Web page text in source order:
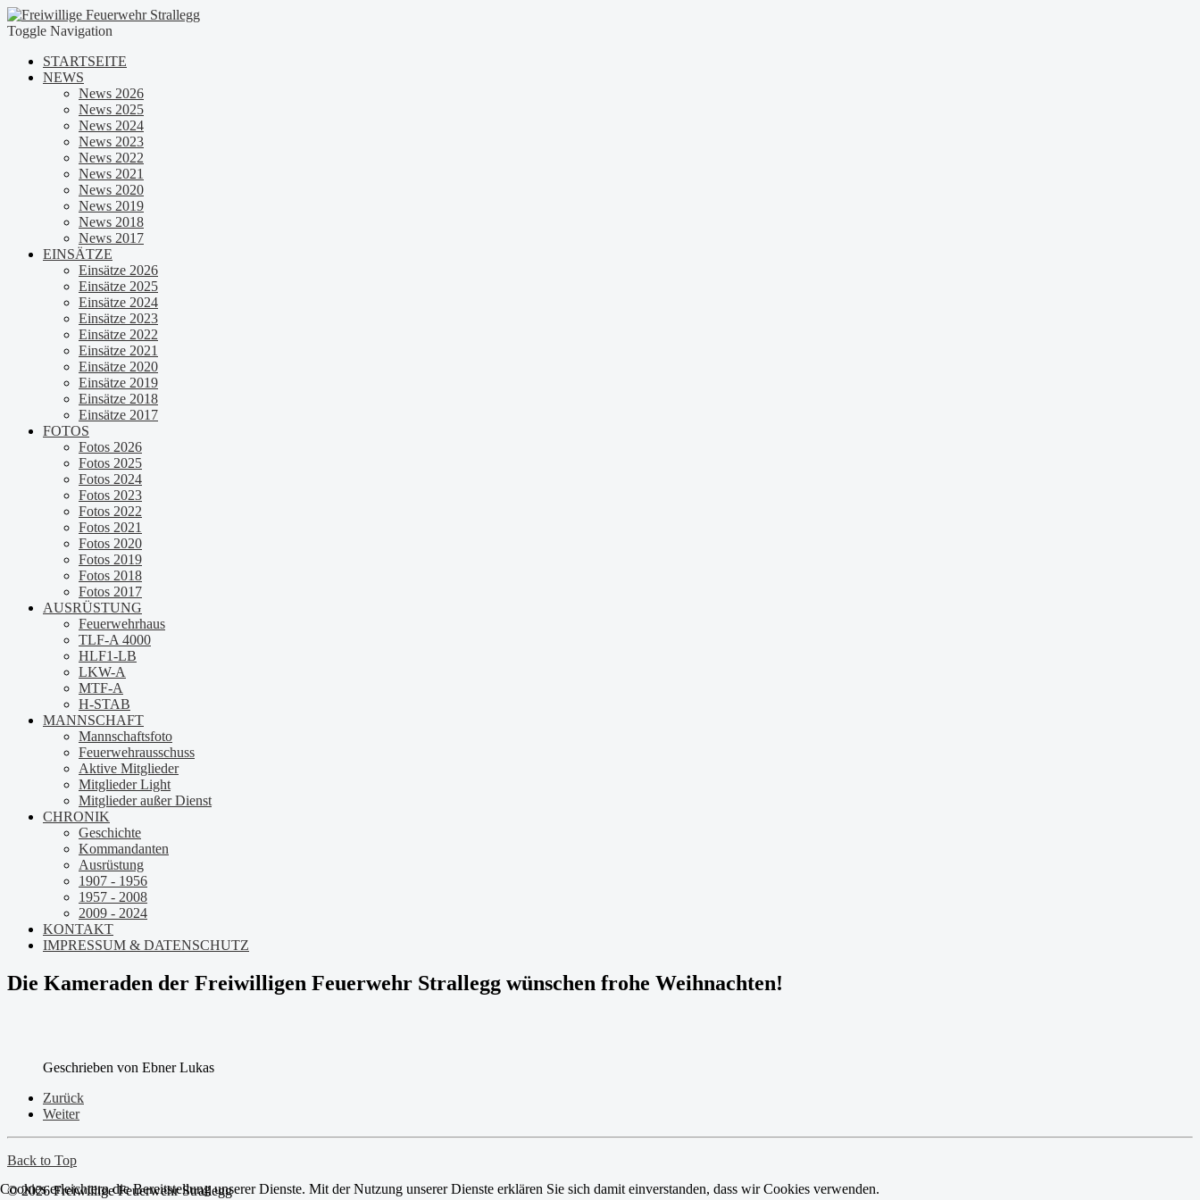
Toggle Navigation
STARTSEITE
NEWS
News 2026
News 2025
News 2024
News 2023
News 2022
News 2021
News 2020
News 2019
News 2018
News 2017
EINSÄTZE
Einsätze 2026
Einsätze 2025
Einsätze 2024
Einsätze 2023
Einsätze 2022
Einsätze 2021
Einsätze 2020
Einsätze 2019
Einsätze 2018
Einsätze 2017
FOTOS
Fotos 2026
Fotos 2025
Fotos 2024
Fotos 2023
Fotos 2022
Fotos 2021
Fotos 2020
Fotos 2019
Fotos 2018
Fotos 2017
AUSRÜSTUNG
Feuerwehrhaus
TLF-A 4000
HLF1-LB
LKW-A
MTF-A
H-STAB
MANNSCHAFT
Mannschaftsfoto
Feuerwehrausschuss
Aktive Mitglieder
Mitglieder Light
Mitglieder außer Dienst
CHRONIK
Geschichte
Kommandanten
Ausrüstung
1907 - 1956
1957 - 2008
2009 - 2024
KONTAKT
IMPRESSUM & DATENSCHUTZ
Die Kameraden der Freiwilligen Feuerwehr Strallegg wünschen frohe Weihnachten!
Geschrieben von Ebner Lukas
Zurück
Weiter
Back to Top
© 2026 Freiwillige Feuerwehr Strallegg
Cookies erleichtern die Bereitstellung unserer Dienste. Mit der Nutzung unserer Dienste erklären Sie sich damit einverstanden, dass wir Cookies verwenden.